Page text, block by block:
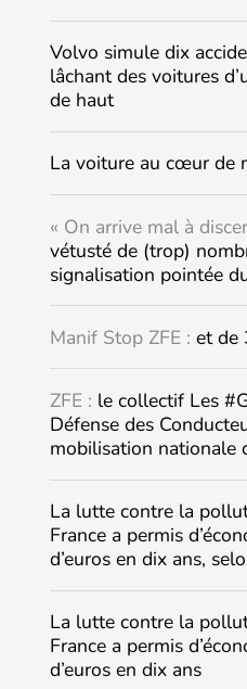
Volvo simule dix
lâchant des voitures
de haut
La voiture au cœur de
« On arrive mal à
vétusté de (trop)
signalisation pointée
Manif Stop ZFE : et de
ZFE : le collectif Les
Défense des
mobilisation nationale
La lutte contre la
France a permis
d’euros en dix ans,
La lutte contre la
France a permis
d’euros en dix ans